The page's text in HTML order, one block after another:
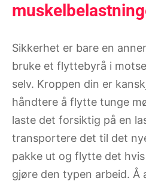
Sikkerhet er bare en
bruke et flyttebyrå i
selv. Kroppen din er
håndtere å flytte tunge
laste det forsiktig på en
transportere det til det
pakke ut og flytte det
gjøre den typen arbeid. Å